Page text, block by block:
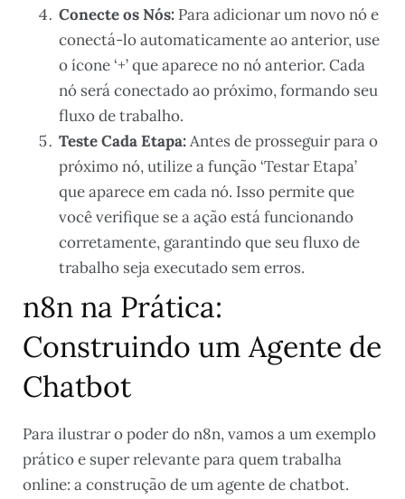
Conecte os Nós: Para adicionar um novo nó e
conectá-lo automaticamente ao anterior, use
o ícone ‘+’ que aparece no nó anterior. Cada
nó será conectado ao próximo, formando seu
fluxo de trabalho.
Teste Cada Etapa:Antes de prosseguir para o
próximo nó, utilize a função ‘Testar Etapa’
que aparece em cada nó. Isso permite que
você verifique se a ação está funcionando
corretamente, garantindo que seu fluxo de
trabalho seja executado sem erros.
n8n na Prática:
Construindo um Agente de
Chatbot
Para ilustrar o poder do n8n, vamos a um exemplo
prático e super relevante para quem trabalha
online: a construção de um agente de chatbot.